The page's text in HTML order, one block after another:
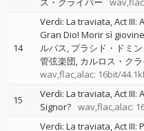
14
Verdi: La traviata, Act III:
Gran Dio! Morir sì giovine
ルバス プラシド・ドミ
管弦楽団 カルロス・ク
wav,flac,alac: 16bit/
15
Verdi: La traviata, Act III:
Signor? wav,flac,alac:
Verdi: La traviata, Act III: